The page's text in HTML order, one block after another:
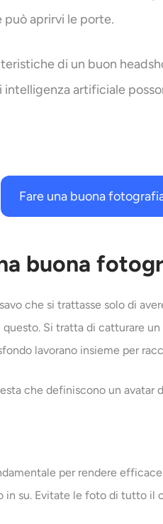
può aprirvi le porte.
di un buon
artificiale
Fare una buona
buona
che si trattasse solo di
Si tratta di catturare
lavorano insieme per
che definiscono un avatar
per rendere
in su. Evitate le foto di tutto